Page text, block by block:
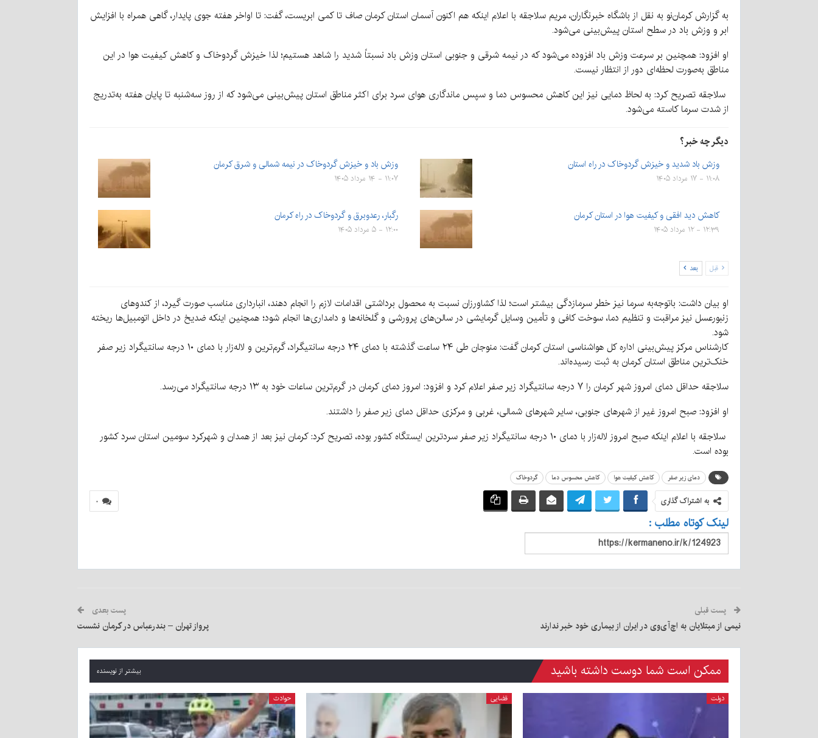
به گزارش کرمان‌نو به نقل از باشگاه خبرنگاران، مریم سلاجقه با اعلام اینکه هم اکنون آسمان استان کرمان صاف تا کمی ابریست، گفت: تا اواخر هفته جوی پایدار، گاهی همراه با افزایش
ابر و وزش باد در سطح استان پیش‌بینی می‌شود.
او افزود: همچنین بر سرعت وزش باد افزوده می‌شود که در نیمه شرقی و جنوبی استان وزش باد نسبتاً شدید را شاهد هستیم؛ لذا خیزش گردوخاک و کاهش کیفیت هوا در این
مناطق به‌صورت لحظه‌ای دور از انتظار نیست.
سلاجقه تصریح کرد: به لحاظ دمایی نیز این کاهش محسوس دما و سپس ماندگاری هوای سرد برای اکثر مناطق استان پیش‌بینی می‌شود که از روز سه‌شنبه تا پایان هفته به‌تدریج
از شدت سرما کاسته می‌شود.
دیگر چه خبر؟
وزش باد شدید و خیزش گردوخاک در راه استان
۱۱:۰۸ - ۱۷ مرداد ۱۴۰۵
وزش باد و خیزش گردوخاک در نیمه شمالی و شرق کرمان
۱۱:۰۷ - ۱۴ مرداد ۱۴۰۵
کاهش دید افقی و کیفیت هوا در استان کرمان
۱۲:۳۹ - ۱۲ مرداد ۱۴۰۵
رگبار، رعدوبرق و گردوخاک در راه کرمان
۱۲:۰۰ - ۵ مرداد ۱۴۰۵
قبل بعد
او بیان داشت: باتوجه‌به سرما نیز خطر سرمازدگی بیشتر است؛ لذا کشاورزان نسبت به محصول برداشتی اقدامات لازم را انجام دهند، انبارداری مناسب صورت گیرد، از کندوهای
زنبورعسل نیز مراقبت و تنظیم دما، سوخت کافی و تأمین وسایل گرمایشی در سالن‌های پرورشی و گلخانه‌ها و دامداری‌ها انجام شود؛ همچنین اینکه ضدیخ در داخل اتومبیل‌ها ریخته
شود.
کارشناس مرکز پیش‌بینی اداره کل هواشناسی استان کرمان گفت: منوجان طی ۲۴ ساعت گذشته با دمای ۲۴ درجه سانتیگراد، گرم‌ترین و لاله‌زار با دمای ۱۰ درجه سانتیگراد زیر صفر
خنک‌ترین مناطق استان کرمان به ثبت رسیده‌اند.
سلاجقه حداقل دمای امروز شهر کرمان را ۷ درجه سانتیگراد زیر صفر اعلام کرد و افزود: امروز دمای کرمان در گرم‌ترین ساعات خود به ۱۳ درجه سانتیگراد می‌رسد.
او افزود: صبح امروز غیر از شهرهای جنوبی، سایر شهرهای شمالی، غربی و مرکزی حداقل دمای زیر صفر را داشتند.
سلاجقه با اعلام اینکه صبح امروز لاله‌زار با دمای ۱۰ درجه سانتیگراد زیر صفر سردترین ایستگاه کشور بوده، تصریح کرد: کرمان نیز بعد از همدان و شهرکرد سومین استان سرد کشور
بوده است.
دمای زیر صفر کاهش کیفیت هوا کاهش محسوس دما گردوخاک
۰ به اشتراک گذاری
لینک کوتاه مطلب :
پست قبلی
نیمی از مبتلایان به اچ‌آی‌وی در ایران از بیماری خود خبر ندارند
پست بعدی
پرواز تهران – بندرعباس در کرمان نشست
ممکن است شما دوست داشته باشید بیشتر از نویسنده
دولت قضایی حوادث